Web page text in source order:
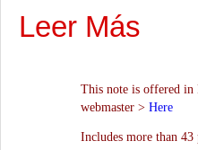
Leer Más
This note is offered in
webmaster > Here
Includes more than 43